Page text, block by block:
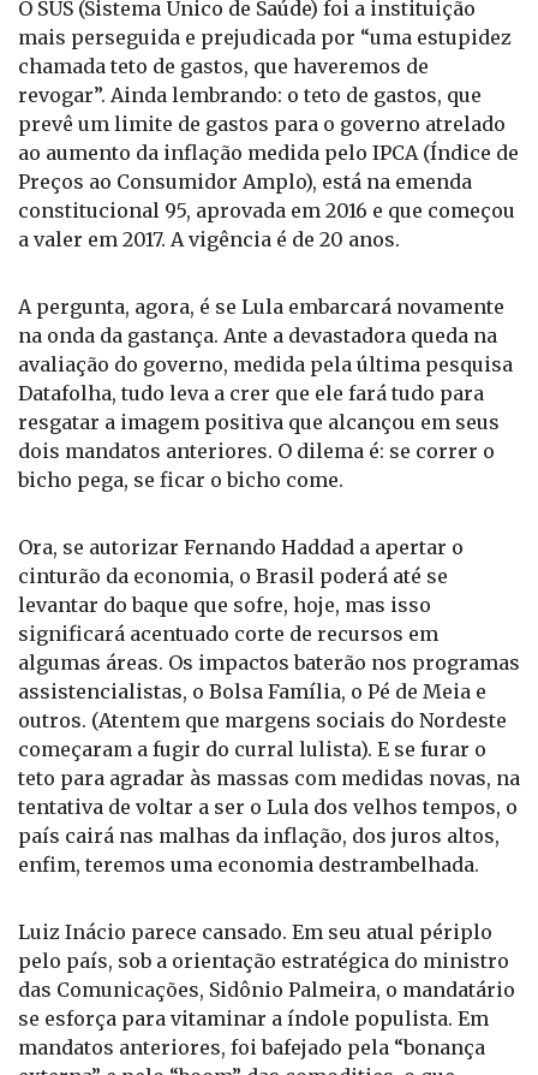
O SUS (Sistema Único de Saúde) foi a instituição
mais perseguida e prejudicada por “uma estupidez
chamada teto de gastos, que haveremos de
revogar”. Ainda lembrando: o teto de gastos, que
prevê um limite de gastos para o governo atrelado
ao aumento da inflação medida pelo IPCA (Índice de
Preços ao Consumidor Amplo), está na emenda
constitucional 95, aprovada em 2016 e que começou
A pergunta, agora, é se Lula embarcará novamente
na onda da gastança. Ante a devastadora queda na
avaliação do governo, medida pela última pesquisa
Datafolha, tudo leva a crer que ele fará tudo para
resgatar a imagem positiva que alcançou em seus
dois mandatos anteriores. O dilema é: se correr o
Ora, se autorizar Fernando Haddad a apertar o
cinturão da economia, o Brasil poderá até se
levantar do baque que sofre, hoje, mas isso
significará acentuado corte de recursos em
algumas áreas. Os impactos baterão nos programas
assistencialistas, o Bolsa Família, o Pé de Meia e
outros. (Atentem que margens sociais do Nordeste
começaram a fugir do curral lulista). E se furar o
teto para agradar às massas com medidas novas, na
tentativa de voltar a ser o Lula dos velhos tempos, o
país cairá nas malhas da inflação, dos juros altos,
Luiz Inácio parece cansado. Em seu atual périplo
pelo país, sob a orientação estratégica do ministro
das Comunicações, Sidônio Palmeira, o mandatário
se esforça para vitaminar a índole populista. Em